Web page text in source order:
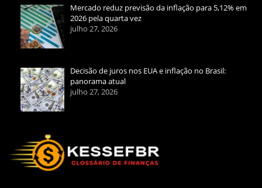
Mercado reduz previsão da inflação para 5,12% em
2026 pela quarta vez
julho 27, 2026
Decisão de juros nos EUA e inflação no Brasil:
panorama atual
julho 27, 2026